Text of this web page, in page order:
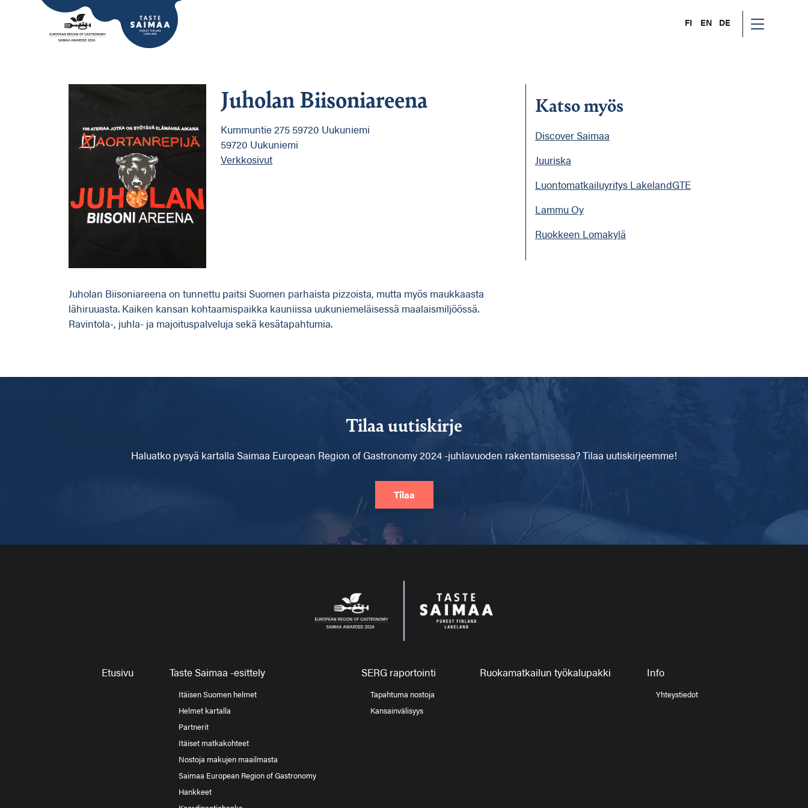
FI EN DE
Juholan Biisoniareena
Kummuntie 275 59720 Uukuniemi
59720 Uukuniemi
Verkkosivut
Juholan Biisoniareena on tunnettu paitsi Suomen parhaista pizzoista, mutta myös maukkaasta
lähiruuasta. Kaiken kansan kohtaamispaikka kauniissa uukuniemeläisessä maalaismiljöössä.
Ravintola-, juhla- ja majoituspalveluja sekä kesätapahtumia.
Katso myös
Discover Saimaa
Juuriska
Luontomatkailuyritys LakelandGTE
Lammu Oy
Ruokkeen Lomakylä
Tilaa uutiskirje
Haluatko pysyä kartalla Saimaa European Region of Gastronomy 2024 -juhlavuoden rakentamisessa? Tilaa uutiskirjeemme!
Tilaa
Etusivu Taste Saimaa -esittely
Itäisen Suomen helmet
Helmet kartalla
Partnerit
Itäiset matkakohteet
Nostoja makujen maailmasta
Saimaa European Region of Gastronomy
Hankkeet
SERG raportointi
Tapahtuma nostoja
Kansainvälisyys
Ruokamatkailun työkalupakki Info
Yhteystiedot